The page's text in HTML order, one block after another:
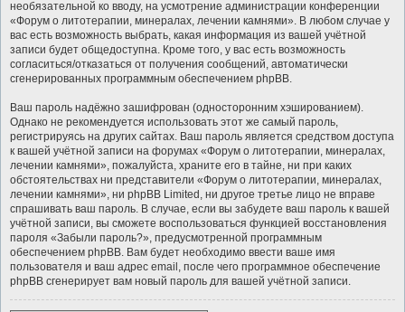
необязательной ко вводу, на усмотрение администрации конференции
«Форум о литотерапии, минералах, лечении камнями». В любом случае у
вас есть возможность выбрать, какая информация из вашей учётной
записи будет общедоступна. Кроме того, у вас есть возможность
согласиться/отказаться от получения сообщений, автоматически
сгенерированных программным обеспечением phpBB.
Ваш пароль надёжно зашифрован (односторонним хэшированием).
Однако не рекомендуется использовать этот же самый пароль,
регистрируясь на других сайтах. Ваш пароль является средством доступа
к вашей учётной записи на форумах «Форум о литотерапии, минералах,
лечении камнями», пожалуйста, храните его в тайне, ни при каких
обстоятельствах ни представители «Форум о литотерапии, минералах,
лечении камнями», ни phpBB Limited, ни другое третье лицо не вправе
спрашивать ваш пароль. В случае, если вы забудете ваш пароль к вашей
учётной записи, вы сможете воспользоваться функцией восстановления
пароля «Забыли пароль?», предусмотренной программным
обеспечением phpBB. Вам будет необходимо ввести ваше имя
пользователя и ваш адрес email, после чего программное обеспечение
phpBB сгенерирует вам новый пароль для вашей учётной записи.